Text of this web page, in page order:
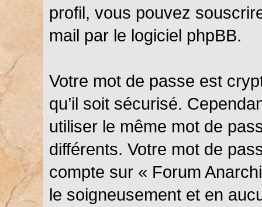
profil, vous pouvez
mail par le logiciel phpBB.
Votre mot de passe est
qu’il soit sécurisé.
utiliser le même mot de
différents. Votre mot de
compte sur « Forum
le soigneusement et en